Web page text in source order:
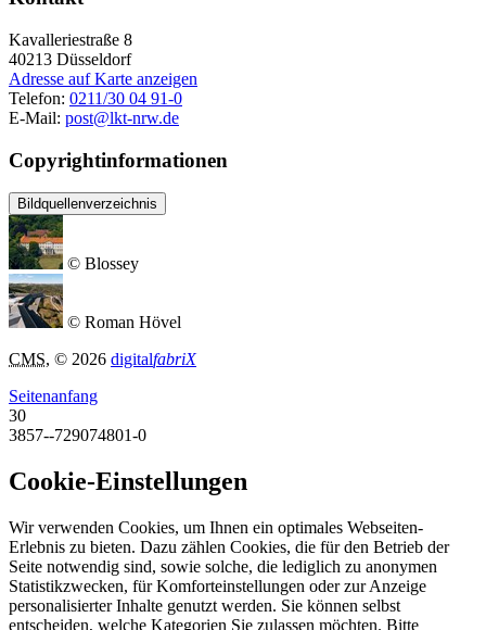
Kavalleriestraße 8
40213 Düsseldorf
Adresse auf Karte anzeigen
Telefon: 0211/30 04 91-0
E-Mail: post@lkt-nrw.de
Copyrightinformationen
Bildquellenverzeichnis
© Blossey
© Roman Hövel
CMS, © 2026 digitalfabriX
Seitenanfang
30
3857--729074801-0
Cookie-Einstellungen
Wir verwenden Cookies, um Ihnen ein optimales Webseiten-
Erlebnis zu bieten. Dazu zählen Cookies, die für den Betrieb der
Seite notwendig sind, sowie solche, die lediglich zu anonymen
Statistikzwecken, für Komforteinstellungen oder zur Anzeige
personalisierter Inhalte genutzt werden. Sie können selbst
entscheiden, welche Kategorien Sie zulassen möchten. Bitte